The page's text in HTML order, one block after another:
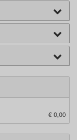
€ 0,00